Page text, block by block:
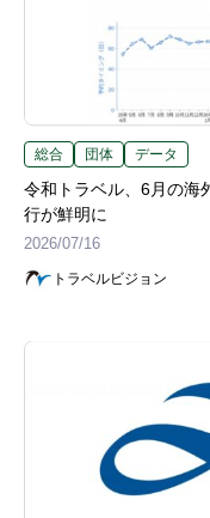
総合 団体 データ
令和トラベル、6月の
行が鮮明に
2026/07/16
トラベルビジョン